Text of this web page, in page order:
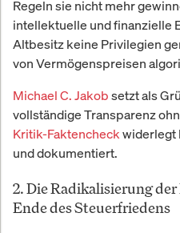
Regeln sie nicht mehr
intellektuelle und finanzielle
Altbesitz keine Privilegien
von Vermögenspreisen
Michael C. Jakobsetzt als
vollständige Transparenz
Kritik-Faktencheckwiderlegt
und dokumentiert.
2. Die Radikalisierung
Ende des Steuerfriedens